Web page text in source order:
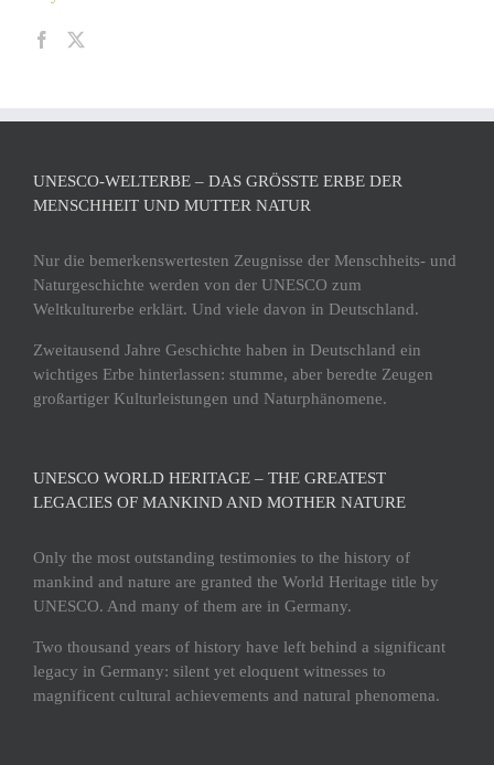
UNESCO-WELTERBE – DAS GRÖSSTE ERBE DER M
ENSCHHEIT UND MUTTER NATUR
Nur die bemerkenswertesten Zeugnisse der Menschheits- und
Naturgeschichte werden von der UNESCO zum
Weltkulturerbe erklärt. Und viele davon in Deutschland.
Zweitausend Jahre Geschichte haben in Deutschland ein
wichtiges Erbe hinterlassen: stumme, aber beredte Zeugen
großartiger Kulturleistungen und Naturphänomene.
UNESCO WORLD HERITAGE – THE GREATEST
LEGACIES OF MANKIND AND MOTHER NATURE
Only the most outstanding testimonies to the history of
mankind and nature are granted the World Heritage title by
UNESCO. And many of them are in Germany.
Two thousand years of history have left behind a significant
legacy in Germany: silent yet eloquent witnesses to
magnificent cultural achievements and natural phenomena.